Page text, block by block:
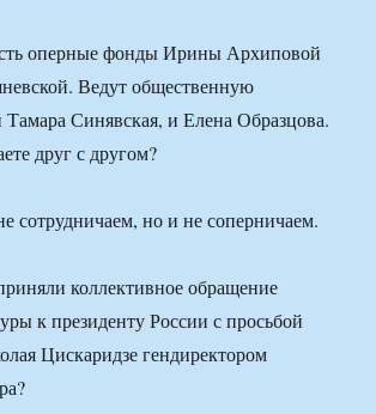
оперные фонды Ирины Архиповой
Ведут общественную
Тамара Синявская, и Елена Образцова.
друг с другом?
но и не соперничаем.
коллективное обращение
к президенту России с просьбой
Цискаридзе гендиректором